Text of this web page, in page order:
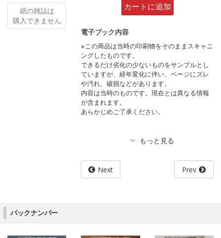
紙の雑誌は
購入できません
カートに追加
電子ブック内容
※この商品は当時の印刷物をそのままスキャニ
ングしたものです。
できるだけ劣化の少ないものをサンプルとし
ていますが、経年変化に伴い、ページにズレ
や汚れ、破損などがあります。
内容は当時のものです。現在とは異なる情報
が含まれます。
あらかじめご了承ください。
Next Prev
バックナンバー